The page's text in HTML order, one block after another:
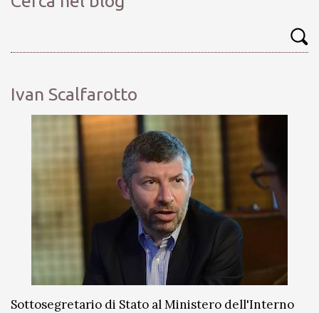
Ivan Scalfarotto
Sottosegretario di Stato al Ministero dell'Interno